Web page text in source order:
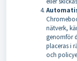
nätverk,
genomför
placeras i
och